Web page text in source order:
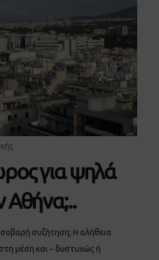
για ψηλά
Αθήνα;..
σοβαρή συζήτηση; Η αλήθεια
μέση και – δυστυχώς ή